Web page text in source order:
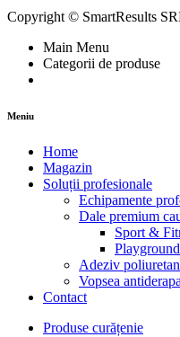
Copyright © SmartResults
Main Menu
Categorii de produse
Meniu
Home
Magazin
Soluții profesionale
Echipamente
Dale premium
Sport &
Playground
Adeziv
Vopsea
Contact
Produse curățenie